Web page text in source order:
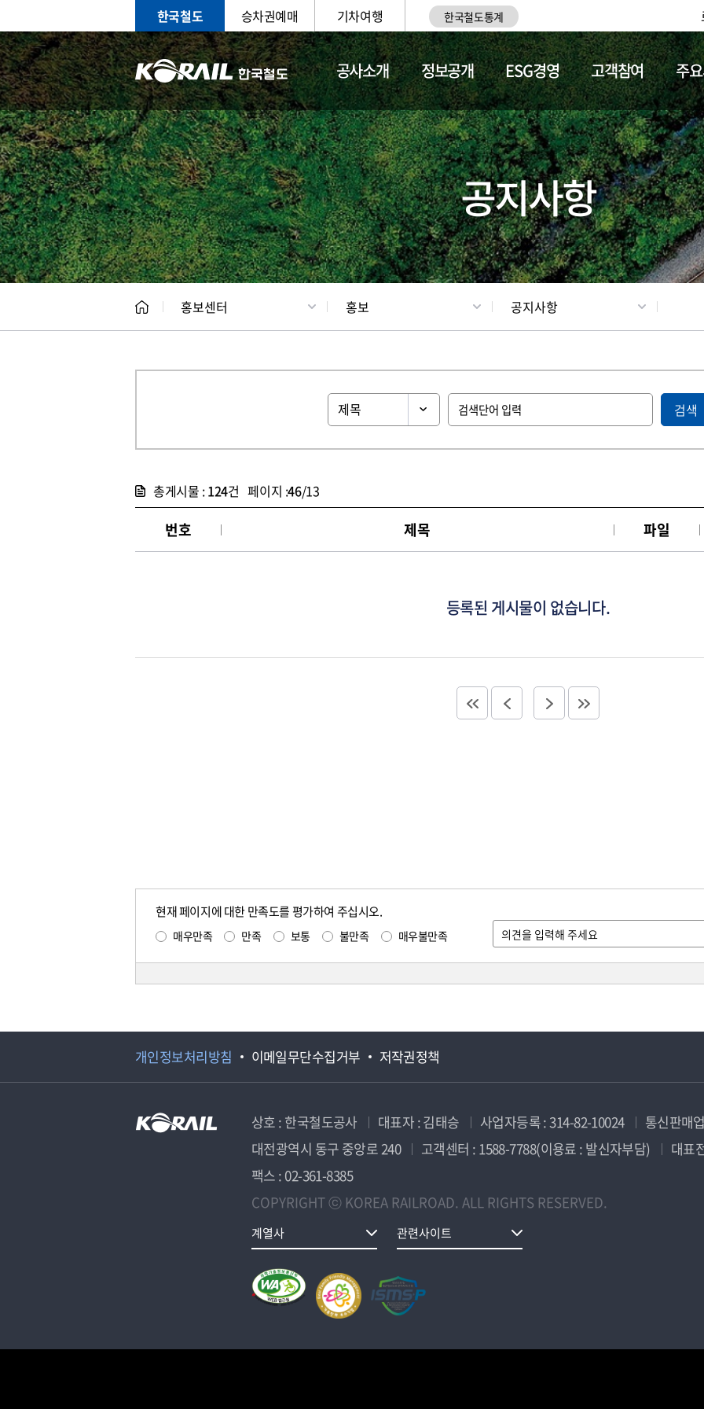
한국철도 승차권예매 기차여행 한국철도통계
공사소개 정보공개 ESG경영 고객참여 주
홍보 문화사업 갤러리 기차소개
공지사항
홍보센터 홍보 공지사항
검색
총게시물 :124건 페이지 :46/13
번호 제목 파일
등록된 게시물이 없습니다.
현재 페이지에 대한 만족도를 평가하여 주십시오.
매우만족 만족 보통 불만족 매우불만족
개인정보처리방침 이메일무단수집거부 저작권정책
상호 : 한국철도공사 대표자 : 김태승 사업자등록 : 314-82-10024
통신판매
대전광역시 동구 중앙로 240
고객센터 : 1588-7788(이용료 : 발신자부담)
대표
팩스 : 02-361-8385
COPYRIGHT ⓒ KOREA RAILROAD. ALL RIGHTS RESERVED.
계열사 관련사이트